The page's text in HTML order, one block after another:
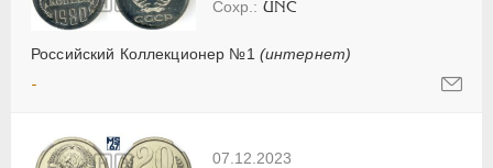
Российский Коллекционер №1 (интернет)
UNC
-
07.12.2023